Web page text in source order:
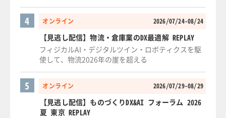
オンライン 2026/07/24-08/24
4
【見逃し配信】物流・倉庫業のDX最適解 REPLAY
フィジカルAI・デジタルツイン・ロボティクスを駆
使して、物流2026年の崖を超える
オンライン 2026/07/29-08/29
5
【見逃し配信】ものづくりDX&AI フォーラム 2026
夏 東京 REPLAY